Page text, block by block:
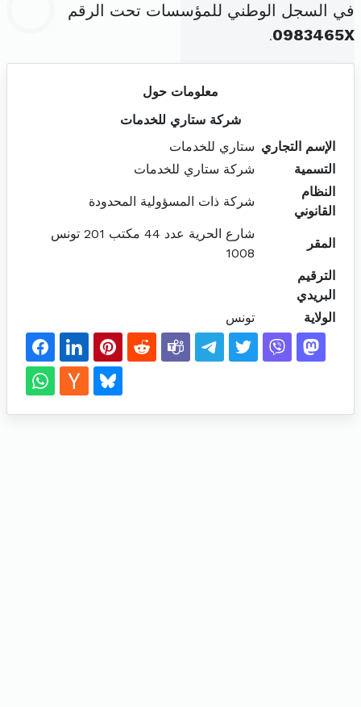
في السجل الوطني للمؤسسات تحت الرقم
0983465X
.
معلومات حول
شركة ستاري للخدمات
الإسم التجاري ستاري للخدمات
التسمية
شركة ستاري للخدمات
النظام
القانوني
شركة ذات المسؤولية المحدودة
المقر
شارع الحرية عدد 44 مكتب 201 تونس
1008
الترقيم
البريدي
الولاية
تونس